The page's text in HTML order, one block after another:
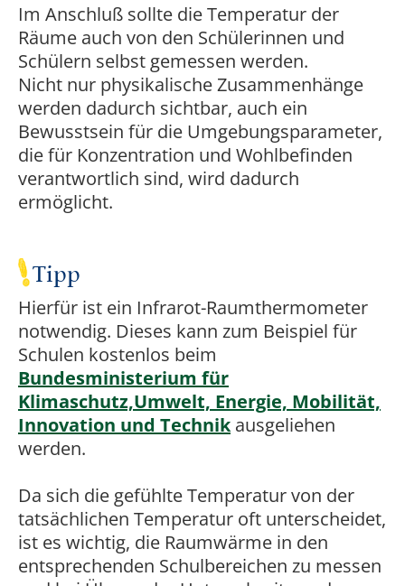
Im Anschluß sollte die Temperatur der
Räume auch von den Schülerinnen und
Schülern selbst gemessen werden.
Nicht nur physikalische Zusammenhänge
werden dadurch sichtbar, auch ein
Bewusstsein für die Umgebungsparameter,
die für Konzentration und Wohlbefinden
verantwortlich sind, wird dadurch
ermöglicht.
Tipp
Hierfür ist ein Infrarot-Raumthermometer
notwendig. Dieses kann zum Beispiel für
Schulen kostenlos beim
Bundesministerium für
Klimaschutz,Umwelt, Energie, Mobilität,
Innovation und Technikausgeliehen
werden.
Da sich die gefühlte Temperatur von der
tatsächlichen Temperatur oft unterscheidet,
ist es wichtig, die Raumwärme in den
entsprechenden Schulbereichen zu messen